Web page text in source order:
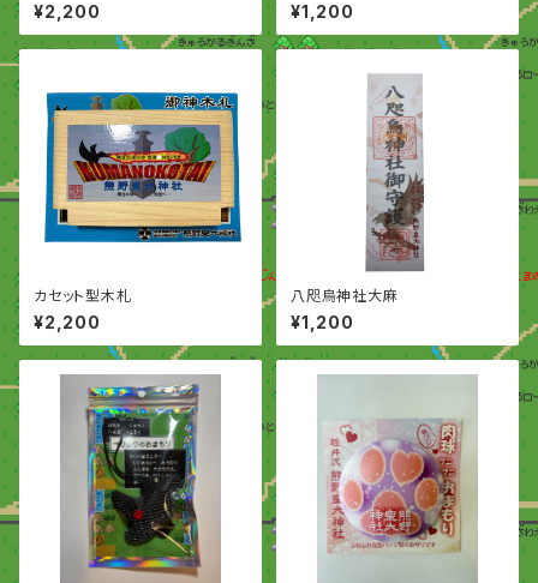
¥2,200 ¥1,200
カセット型木札
¥2,200
八咫烏神社大麻
¥1,200